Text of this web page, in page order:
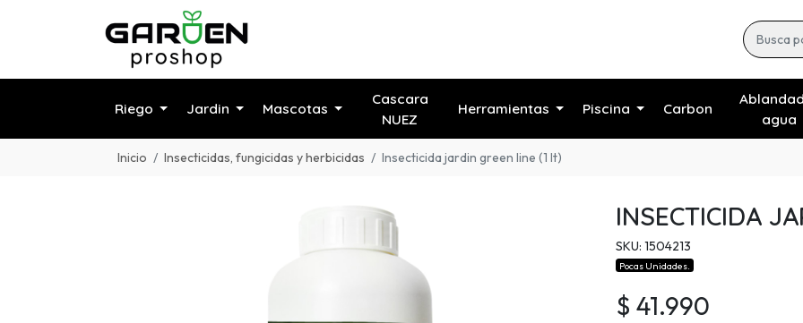
Riego Jardin Mascotas
Cascara
NUEZ
Herramientas Piscina Carbon
agua
Inicio Insecticidas, fungicidas y herbicidas Insecticida jardin green line (1 lt)
INSECTICIDA
SKU: 1504213
Pocas Unidades.
$ 41.990